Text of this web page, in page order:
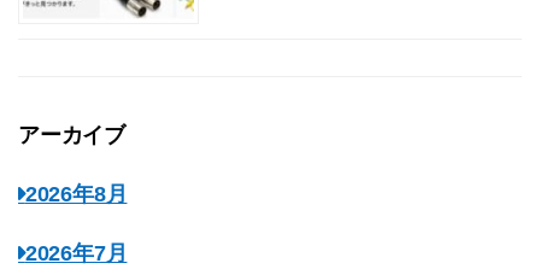
アーカイブ
2026年8月
2026年7月